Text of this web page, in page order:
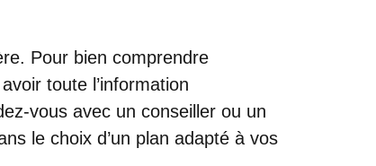
Pour bien comprendre
toute l’information
vous avec un conseiller ou un
le choix d’un plan adapté à vos